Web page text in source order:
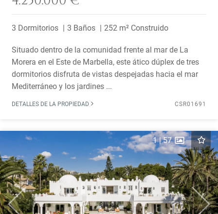
3 Dormitorios 3 Baños 252 m² Construido
Situado dentro de la comunidad frente al mar de La
Morera en el Este de Marbella, este ático dúplex de tres
dormitorios disfruta de vistas despejadas hacia el mar
Mediterráneo y los jardines ...
DETALLES DE LA PROPIEDAD CSR01691
Previous Next
1|57